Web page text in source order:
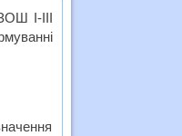
І-ІІІ